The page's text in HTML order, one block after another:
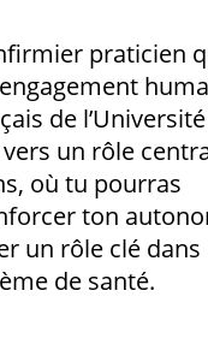
praticien
de l’Université
vers un rôle
où tu pourras
ton
un rôle clé dans
de santé.